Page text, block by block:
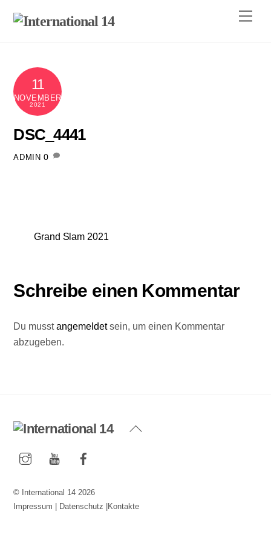
11
NOVEMBER
2021
DSC_4441
ADMIN 0
Grand Slam 2021
Schreibe einen Kommentar
Du musstangemeldetsein, um einen Kommentar
abzugeben.
Back
InstagramYouTube
© International 14 2026
Impressum
Datenschutz Kontakte